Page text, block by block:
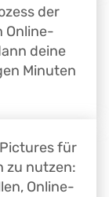
der
Online-
deine
Minuten
für
zu nutzen:
Online-